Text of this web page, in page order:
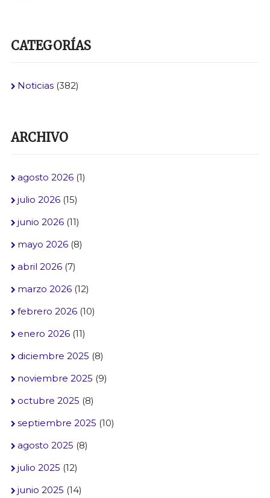
CATEGORÍAS
Noticias(382)
ARCHIVO
agosto 2026(1)
julio 2026(15)
junio 2026(11)
mayo 2026(8)
abril 2026(7)
marzo 2026(12)
febrero 2026(10)
enero 2026(11)
diciembre 2025 (8)
noviembre 2025 (9)
octubre 2025 (8)
septiembre 2025 (10)
agosto 2025 (8)
julio 2025 (12)
junio 2025 (14)